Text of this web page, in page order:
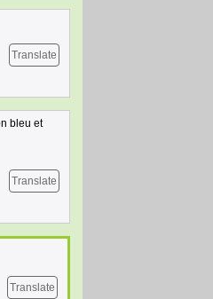
Translate
bleu et
Translate
Translate